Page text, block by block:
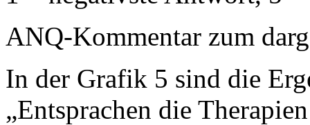
ANQ-Kommentar zum
In der Grafik 5 sind die
„Entsprachen die